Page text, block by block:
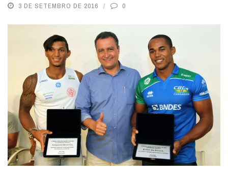
3 DE SETEMBRO DE 2016 0